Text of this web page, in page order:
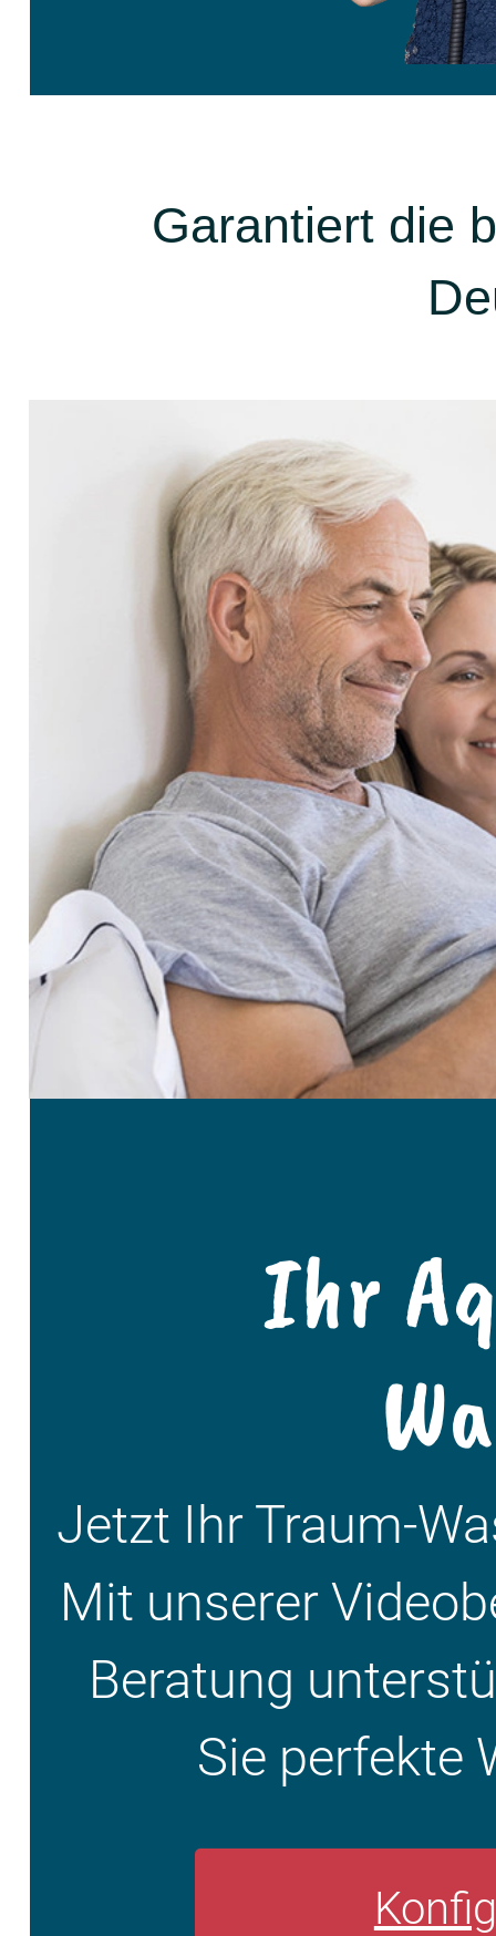
Garantiert die
Ihr
Jetzt Ihr Traum-
Mit unserer
Beratung
Sie perfekte